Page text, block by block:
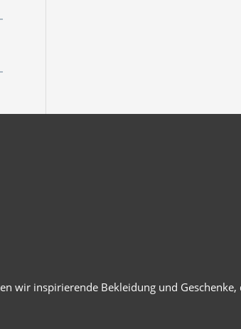
wir inspirierende Bekleidung und